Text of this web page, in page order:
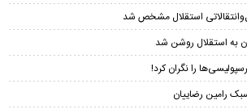
استقلال مشخص شد
به استقلال روشن شد
را نگران کرد!
رامین رضاییان